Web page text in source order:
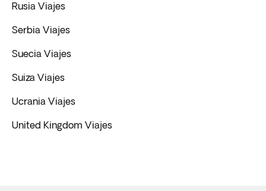
Rusia Viajes
Serbia Viajes
Suecia Viajes
Suiza Viajes
Ucrania Viajes
United Kingdom Viajes